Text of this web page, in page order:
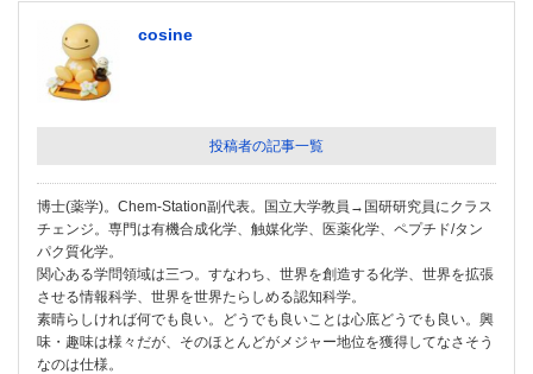
cosine
投稿者の記事一覧
博士(薬学)。Chem-Station副代表。国立大学教員→国研研究員にクラス
チェンジ。専門は有機合成化学、触媒化学、医薬化学、ペプチド/タン
パク質化学。
関心ある学問領域は三つ。すなわち、世界を創造する化学、世界を拡張
させる情報科学、世界を世界たらしめる認知科学。
素晴らしければ何でも良い。どうでも良いことは心底どうでも良い。興
味・趣味は様々だが、そのほとんどがメジャー地位を獲得してなさそう
なのは仕様。